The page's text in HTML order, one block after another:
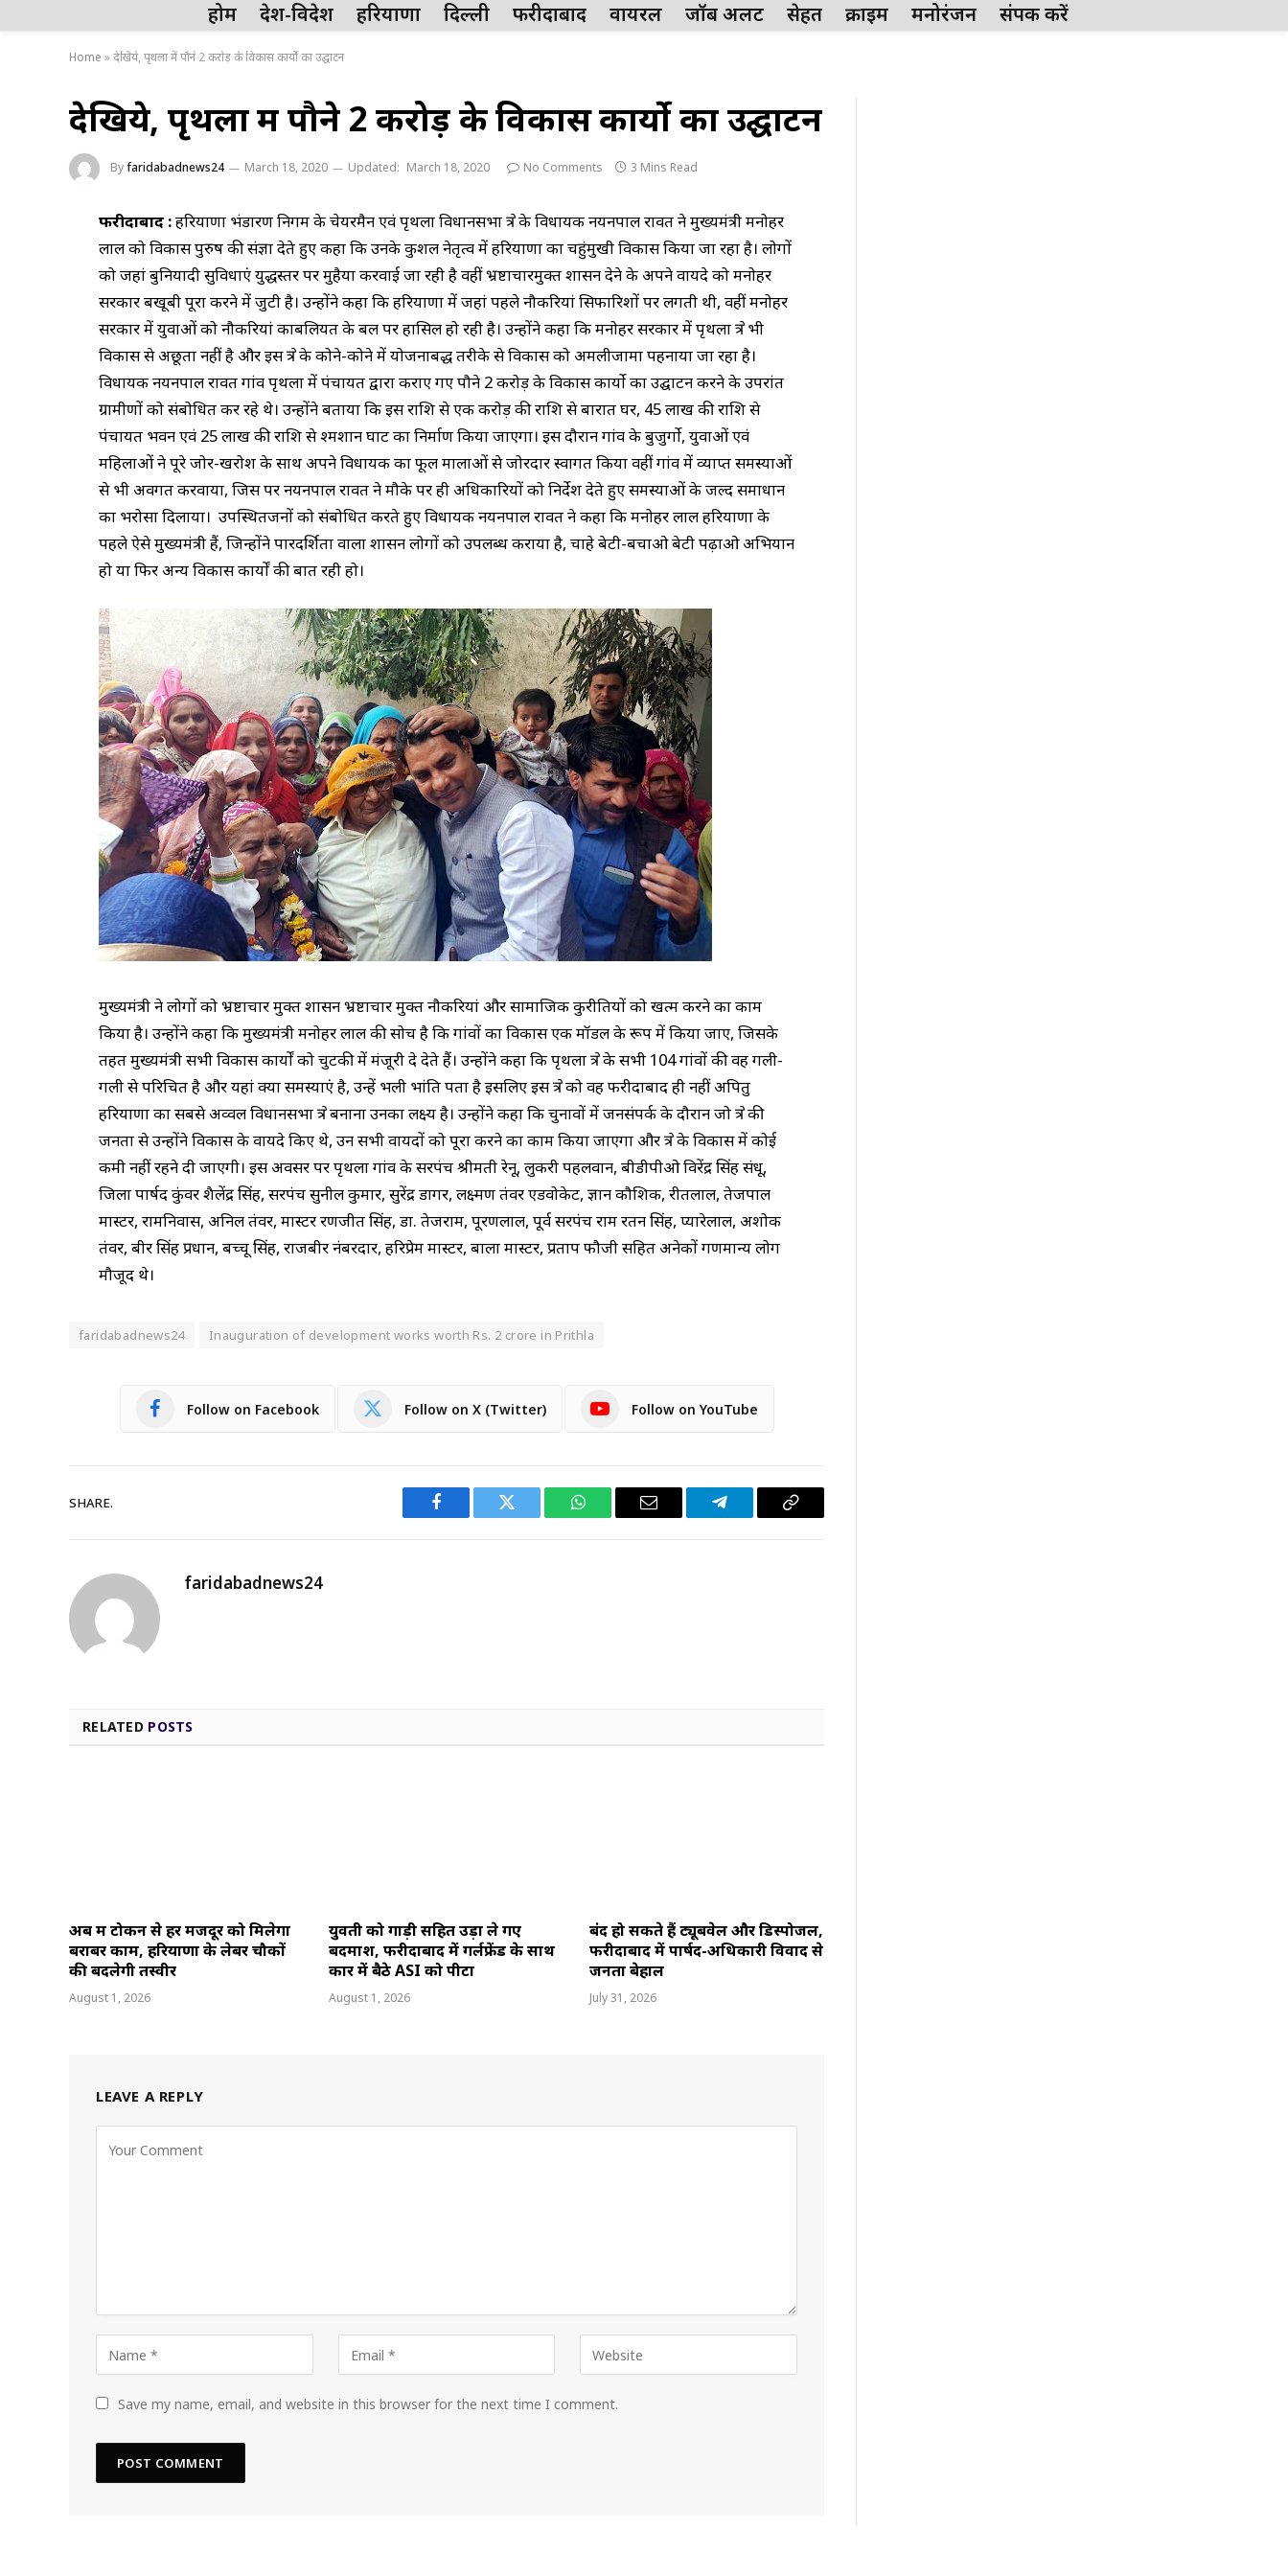
होम देश-विदेश हरियाणा दिल्ली फरीदाबाद वायरल जॉब अलर्ट सेहत क्राईम मनोरंजन संपर्क करें
Home »देखिये, पृथला में पौने 2 करोड़ के विकास कार्याे का उद्घाटन
देखिये, पृथला में पौने 2 करोड़ के विकास कार्याे का उद्घाटन
Byfaridabadnews24 March 18, 2020 Updated: March 18, 2020 No Comments 3 Mins Read
फरीदाबाद :हरियाणा भंडारण निगम के चेयरमैन एवं पृथला विधानसभा क्षेत्र के विधायक नयनपाल रावत ने मुख्यमंत्री मनोहर
लाल को विकास पुरुष की संज्ञा देते हुए कहा कि उनके कुशल नेतृत्व में हरियाणा का चहुंमुखी विकास किया जा रहा है। लोगों
को जहां बुनियादी सुविधाएं युद्धस्तर पर मुहैया करवाई जा रही है वहीं भ्रष्टाचारमुक्त शासन देने के अपने वायदे को मनोहर
सरकार बखूबी पूरा करने में जुटी है। उन्होंने कहा कि हरियाणा में जहां पहले नौकरियां सिफारिशों पर लगती थी, वहीं मनोहर
सरकार में युवाओं को नौकरियां काबलियत के बल पर हासिल हो रही है। उन्होंने कहा कि मनोहर सरकार में पृथला क्षेत्र भी
विकास से अछूता नहीं है और इस क्षेत्र के कोने-कोने में योजनाबद्ध तरीके से विकास को अमलीजामा पहनाया जा रहा है।
विधायक नयनपाल रावत गांव पृथला में पंचायत द्वारा कराए गए पौने 2 करोड़ के विकास कार्याे का उद्घाटन करने के उपरांत
ग्रामीणों को संबोधित कर रहे थे। उन्होंने बताया कि इस राशि से एक करोड़ की राशि से बारात घर, 45 लाख की राशि से
पंचायत भवन एवं 25 लाख की राशि से श्मशान घाट का निर्माण किया जाएगा। इस दौरान गांव के बुजुर्गाे, युवाओं एवं
महिलाओं ने पूरे जोर-खरोश के साथ अपने विधायक का फूल मालाओं से जोरदार स्वागत किया वहीं गांव में व्याप्त समस्याओं
से भी अवगत करवाया, जिस पर नयनपाल रावत ने मौके पर ही अधिकारियों को निर्देश देते हुए समस्याओं के जल्द समाधान
का भरोसा दिलाया। उपस्थितजनों को संबोधित करते हुए विधायक नयनपाल रावत ने कहा कि मनोहर लाल हरियाणा के
पहले ऐसे मुख्यमंत्री हैं, जिन्होंने पारदर्शिता वाला शासन लोगों को उपलब्ध कराया है, चाहे बेटी-बचाओ बेटी पढ़ाओ अभियान
हो या फिर अन्य विकास कार्यों की बात रही हो।
मुख्यमंत्री ने लोगों को भ्रष्टाचार मुक्त शासन भ्रष्टाचार मुक्त नौकरियां और सामाजिक कुरीतियों को खत्म करने का काम
किया है। उन्होंने कहा कि मुख्यमंत्री मनोहर लाल की सोच है कि गांवों का विकास एक मॉडल के रूप में किया जाए, जिसके
तहत मुख्यमंत्री सभी विकास कार्यों को चुटकी में मंजूरी दे देते हैं। उन्होंने कहा कि पृथला क्षेत्र के सभी 104 गांवों की वह गली-
गली से परिचित है और यहां क्या समस्याएं है, उन्हें भली भांति पता है इसलिए इस क्षेत्र को वह फरीदाबाद ही नहीं अपितु
हरियाणा का सबसे अव्वल विधानसभा क्षेत्र बनाना उनका लक्ष्य है। उन्होंने कहा कि चुनावों में जनसंपर्क के दौरान जो क्षेत्र की
जनता से उन्होंने विकास के वायदे किए थे, उन सभी वायदों को पूरा करने का काम किया जाएगा और क्षेत्र के विकास में कोई
कमी नहीं रहने दी जाएगी। इस अवसर पर पृथला गांव के सरपंच श्रीमती रेनू, लुकरी पहलवान, बीडीपीओ विरेंद्र सिंह संधू,
जिला पार्षद कुंवर शैलेंद्र सिंह, सरपंच सुनील कुमार, सुरेंद्र डागर, लक्ष्मण तंवर एडवोकेट, ज्ञान कौशिक, रीतलाल, तेजपाल
मास्टर, रामनिवास, अनिल तंवर, मास्टर रणजीत सिंह, डा. तेजराम, पूरणलाल, पूर्व सरपंच राम रतन सिंह, प्यारेलाल, अशोक
तंवर, बीर सिंह प्रधान, बच्चू सिंह, राजबीर नंबरदार, हरिप्रेम मास्टर, बाला मास्टर, प्रताप फौजी सहित अनेकों गणमान्य लोग
मौजूद थे।
faridabadnews24 Inauguration of development works worth Rs. 2 crore in Prithla
Follow on Facebook Follow on X (Twitter) Follow on YouTube
SHARE.
Facebook Twitter WhatsAppEmail Telegram Copy
faridabadnews24
RELATED POSTS
अब श्रम टोकन से हर मजदूर को मिलेगा
बराबर काम, हरियाणा के लेबर चौकों
की बदलेगी तस्वीर
August 1, 2026
युवती को गाड़ी सहित उड़ा ले गए
बदमाश, फरीदाबाद में गर्लफ्रेंड के साथ
कार में बैठे ASI को पीटा
August 1, 2026
बंद हो सकते हैं ट्यूबवेल और डिस्पोजल,
फरीदाबाद में पार्षद-अधिकारी विवाद से
जनता बेहाल
July 31, 2026
LEAVE A REPLY
Save my name, email, and website in this browser for the next time I comment.